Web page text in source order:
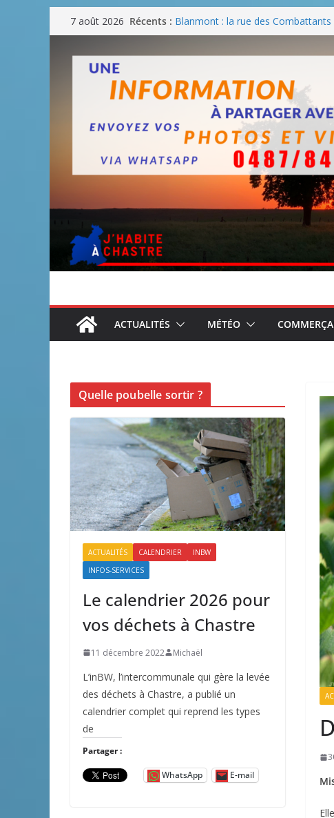
Passer
au
contenu
7 août 2026 Récents : Blanmont : la rue des
août
Une fête nationale sans drache
ACTUALITÉS MÉTÉO
Quelle poubelle sortir ?
ACTUALITÉS CALENDRIER
INBW
INFOS-SERVICES
Le calendrier 2026 pour
vos déchets à Chastre
11 décembre 2022 Michaël
L’inBW, l’intercommunale qui gère la levée
des déchets à Chastre, a publié un
calendrier complet qui reprend les types
de
Partager :
WhatsApp E-mail